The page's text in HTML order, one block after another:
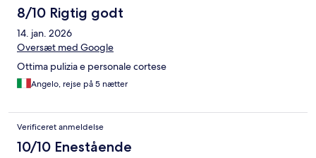
8/10 Rigtig godt
14. jan. 2026
Oversæt med Google
Ottima pulizia e personale cortese
Angelo, rejse på 5 nætter
Verificeret anmeldelse
10/10 Enestående